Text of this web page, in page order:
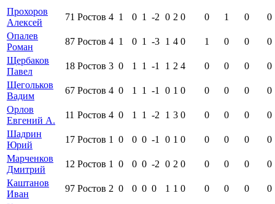
Прохоров
Алексей
71 Ростов 4 1 0 1 -2 0 2 0 0 1 0
0
Опалев
Роман
87 Ростов 4 1 0 1 -3 1 4 0 1 0 0
0
Щербаков
Павел
18 Ростов 3 0 1 1 -1 1 2 4 0 0 0
0
Щегольков
Вадим
67 Ростов 4 0 1 1 -1 0 1 0 0 0 0
0
Орлов
Евгений А.
11 Ростов 4 0 1 1 -2 1 3 0 0 0 0
0
Шадрин
Юрий
17 Ростов 1 0 0 0 -1 0 1 0 0 0 0
0
Марченков
Дмитрий
12 Ростов 1 0 0 0 -2 0 2 0 0 0 0
0
Каштанов
Иван
97 Ростов 2 0 0 0 0 1 1 0 0 0 0
0